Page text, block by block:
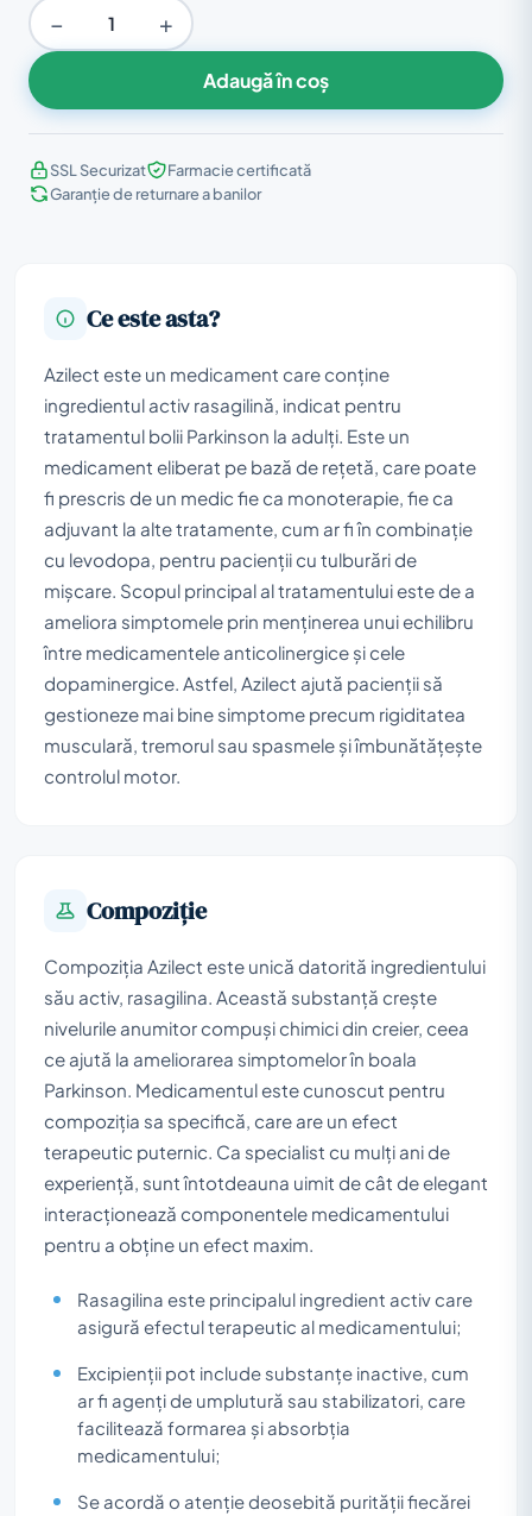
− +
Adaugă în coș
SSL Securizat
Farmacie certificată
Garanție de returnare a banilor
Ce este asta?
Azilect este un medicament care conține
ingredientul activ rasagilină, indicat pentru
tratamentul bolii Parkinson la adulți. Este un
medicament eliberat pe bază de rețetă, care poate
fi prescris de un medic fie ca monoterapie, fie ca
adjuvant la alte tratamente, cum ar fi în combinație
cu levodopa, pentru pacienții cu tulburări de
mișcare. Scopul principal al tratamentului este de a
ameliora simptomele prin menținerea unui echilibru
între medicamentele anticolinergice și cele
dopaminergice. Astfel, Azilect ajută pacienții să
gestioneze mai bine simptome precum rigiditatea
musculară, tremorul sau spasmele și îmbunătățește
controlul motor.
Compoziţie
Compoziția Azilect este unică datorită ingredientului
său activ, rasagilina. Această substanță crește
nivelurile anumitor compuși chimici din creier, ceea
ce ajută la ameliorarea simptomelor în boala
Parkinson. Medicamentul este cunoscut pentru
compoziția sa specifică, care are un efect
terapeutic puternic. Ca specialist cu mulți ani de
experiență, sunt întotdeauna uimit de cât de elegant
interacționează componentele medicamentului
pentru a obține un efect maxim.
Rasagilina este principalul ingredient activ care
asigură efectul terapeutic al medicamentului;
Excipienții pot include substanțe inactive, cum
ar fi agenți de umplutură sau stabilizatori, care
facilitează formarea și absorbția
medicamentului;
Se acordă o atenție deosebită purității fiecărei